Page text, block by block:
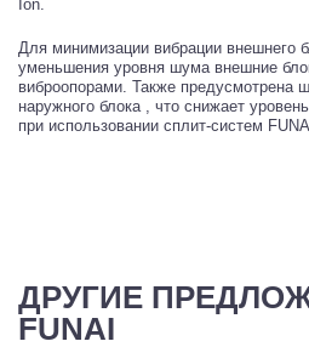
Ion.
Для минимизации вибрации внешнего
уменьшения уровня шума внешние
виброопорами. Также предусмотрена
наружного блока , что снижает
при использовании сплит-систем
ДРУГИЕ
FUNAI